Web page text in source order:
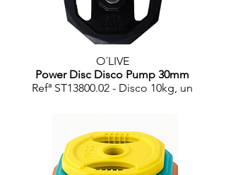
O´LIVE
Power Disc Disco Pump 30mm
Refª ST13800.02 - Disco 10kg, un